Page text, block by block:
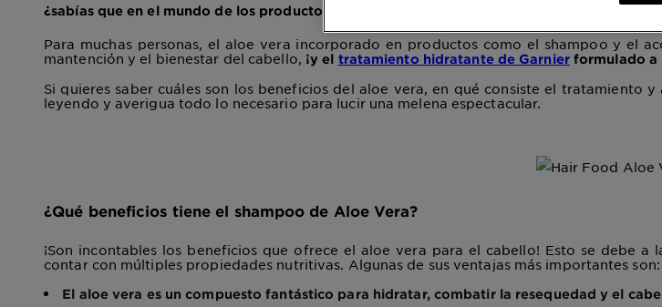
¿sabías que en el mundo de los productos para el cabello es un compuesto igual de valioso?
Para muchas personas, el aloe vera incorporado en productos como el shampoo y el
mantención y el bienestar del cabello, ¡y el tratamiento hidratante de Garnierformulado a
Si quieres saber cuáles son los beneficios del aloe vera, en qué consiste el tratamiento
leyendo y averigua todo lo necesario para lucir una melena espectacular.
¿Qué beneficios tiene el shampoo de Aloe Vera?
¡Son incontables los beneficios que ofrece el aloe vera para el cabello! Esto se debe
contar con múltiples propiedades nutritivas. Algunas de sus ventajas más importantes son:
El aloe vera es un compuesto fantástico para hidratar, combatir la resequedad y el